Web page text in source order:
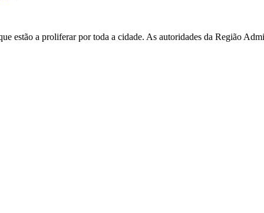
estão a proliferar por toda a cidade. As autoridades da Região